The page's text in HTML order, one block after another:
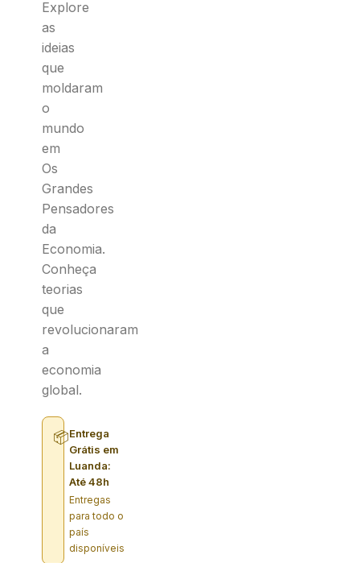
Explore
as
ideias
que
moldaram
o
mundo
em
Os
Grandes
Pensadores
da
Economia.
Conheça
teorias
que
revolucionaram
a
economia
global.
📦Entrega
Grátis em
Luanda:
Até 48h
Entregas
para todo o
país
disponíveis